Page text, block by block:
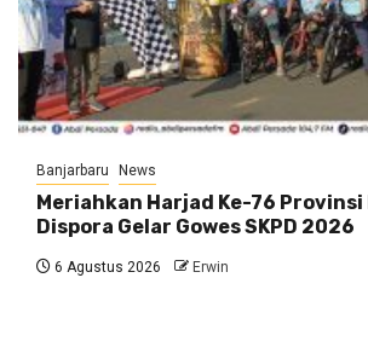
Banjarbaru News
Meriahkan Harjad Ke-76 Provinsi
Dispora Gelar Gowes SKPD 2026
6 Agustus 2026 Erwin